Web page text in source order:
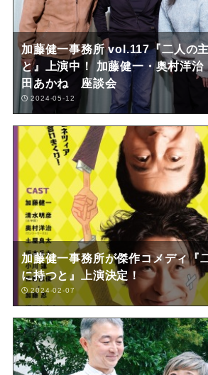
加藤健一事務所 vol.117『二人の
と』上演中！ 加藤健一・奥村洋治
田あかね 座談会
2024-05-12
加藤健一事務所が傑作コメディ『
に持つと』上演決定！
2024-02-07